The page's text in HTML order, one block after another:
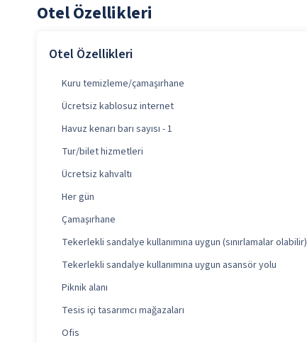
Otel Özellikleri
Otel Özellikleri
Kuru temizleme/çamaşırhane
Ücretsiz kablosuz internet
Havuz kenarı barı sayısı - 1
Tur/bilet hizmetleri
Ücretsiz kahvaltı
Her gün
Çamaşırhane
Tekerlekli sandalye kullanımına uygun (sınırlamalar olabilir)
Tekerlekli sandalye kullanımına uygun asansör yolu
Piknik alanı
Tesis içi tasarımcı mağazaları
Ofis